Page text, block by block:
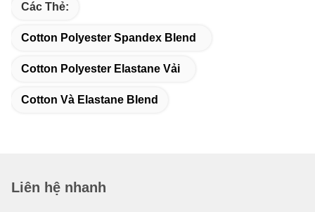
Các Thẻ:
Cotton Polyester Spandex Blend
Cotton Polyester Elastane Vải
Cotton Và Elastane Blend
Liên hệ nhanh